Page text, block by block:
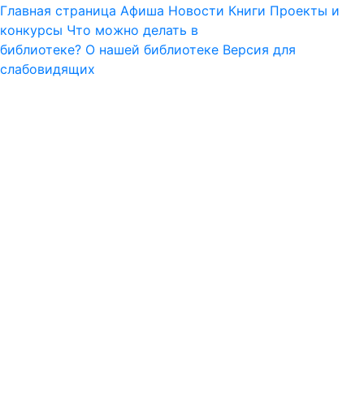
Главная страница Афиша Новости Книги Проекты и
конкурсы Что можно делать в
библиотеке? О нашей библиотеке Версия для
слабовидящих